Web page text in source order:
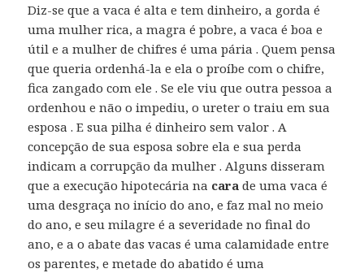
Diz-se que a vaca é alta e tem dinheiro, a gorda é
uma mulher rica, a magra é pobre, a vaca é boa e
útil e a mulher de chifres é uma pária . Quem pensa
que queria ordenhá-la e ela o proíbe com o chifre,
fica zangado com ele . Se ele viu que outra pessoa a
ordenhou e não o impediu, o ureter o traiu em sua
esposa . E sua pilha é dinheiro sem valor . A
concepção de sua esposa sobre ela e sua perda
indicam a corrupção da mulher . Alguns disseram
que a execução hipotecária na cara de uma vaca é
uma desgraça no início do ano, e faz mal no meio
do ano, e seu milagre é a severidade no final do
ano, e a o abate das vacas é uma calamidade entre
os parentes, e metade do abatido é uma